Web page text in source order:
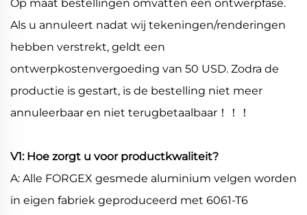
Op maat bestellingen omvatten een ontwerpfase.
Als u annuleert nadat wij tekeningen/renderingen
hebben verstrekt, geldt een
ontwerpkostenvergoeding van 50 USD. Zodra de
productie is gestart, is de bestelling niet meer
annuleerbaar en niet terugbetaalbaar！！！
V1: Hoe zorgt u voor productkwaliteit?
A: Alle FORGEX gesmede aluminium velgen worden
in eigen fabriek geproduceerd met 6061-T6